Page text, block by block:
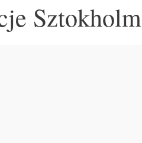
Sztokholm